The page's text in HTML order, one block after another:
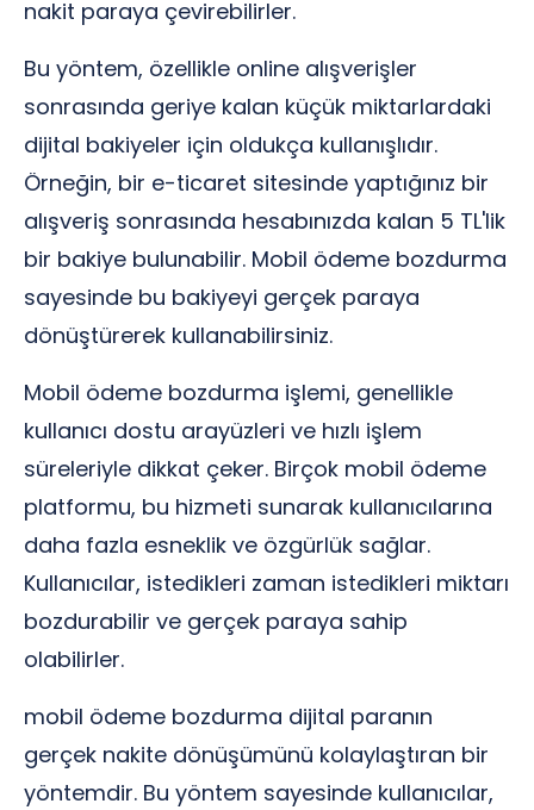
nakit paraya çevirebilirler.
Bu yöntem, özellikle online alışverişler
sonrasında geriye kalan küçük miktarlardaki
dijital bakiyeler için oldukça kullanışlıdır.
Örneğin, bir e-ticaret sitesinde yaptığınız bir
alışveriş sonrasında hesabınızda kalan 5 TL'lik
bir bakiye bulunabilir. Mobil ödeme bozdurma
sayesinde bu bakiyeyi gerçek paraya
dönüştürerek kullanabilirsiniz.
Mobil ödeme bozdurma işlemi, genellikle
kullanıcı dostu arayüzleri ve hızlı işlem
süreleriyle dikkat çeker. Birçok mobil ödeme
platformu, bu hizmeti sunarak kullanıcılarına
daha fazla esneklik ve özgürlük sağlar.
Kullanıcılar, istedikleri zaman istedikleri miktarı
bozdurabilir ve gerçek paraya sahip
olabilirler.
mobil ödeme bozdurma dijital paranın
gerçek nakite dönüşümünü kolaylaştıran bir
yöntemdir. Bu yöntem sayesinde kullanıcılar,